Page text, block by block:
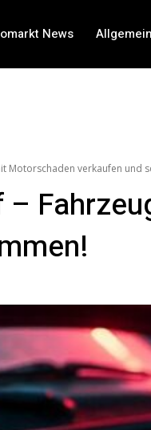
News Allgemein
Motorschaden verkaufen und